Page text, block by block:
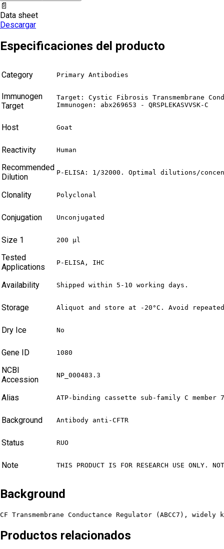
📄
Data sheet
Descargar
Especificaciones del producto
Category Primary Antibodies
Immunogen
Target
Target: Cystic Fibrosis Transmembrane
Immunogen: abx269653 - QRSPLEKASVVSK-C
Host Goat
Reactivity Human
Recommended
Dilution
P-ELISA: 1/32000. Optimal dilutions/
Clonality Polyclonal
Conjugation Unconjugated
Size 1 200 µl
Tested
Applications
P-ELISA, IHC
Availability Shipped within 5-10 working days.
Storage Aliquot and store at -20°C. Avoid
Dry Ice No
Gene ID 1080
NCBI
Accession
NP_000483.3
Alias ATP-binding cassette sub-family C member
Background Antibody anti-CFTR
Status RUO
Note THIS PRODUCT IS FOR RESEARCH USE ONLY.
Background
CF Transmembrane Conductance Regulator (ABCC7),
Productos relacionados